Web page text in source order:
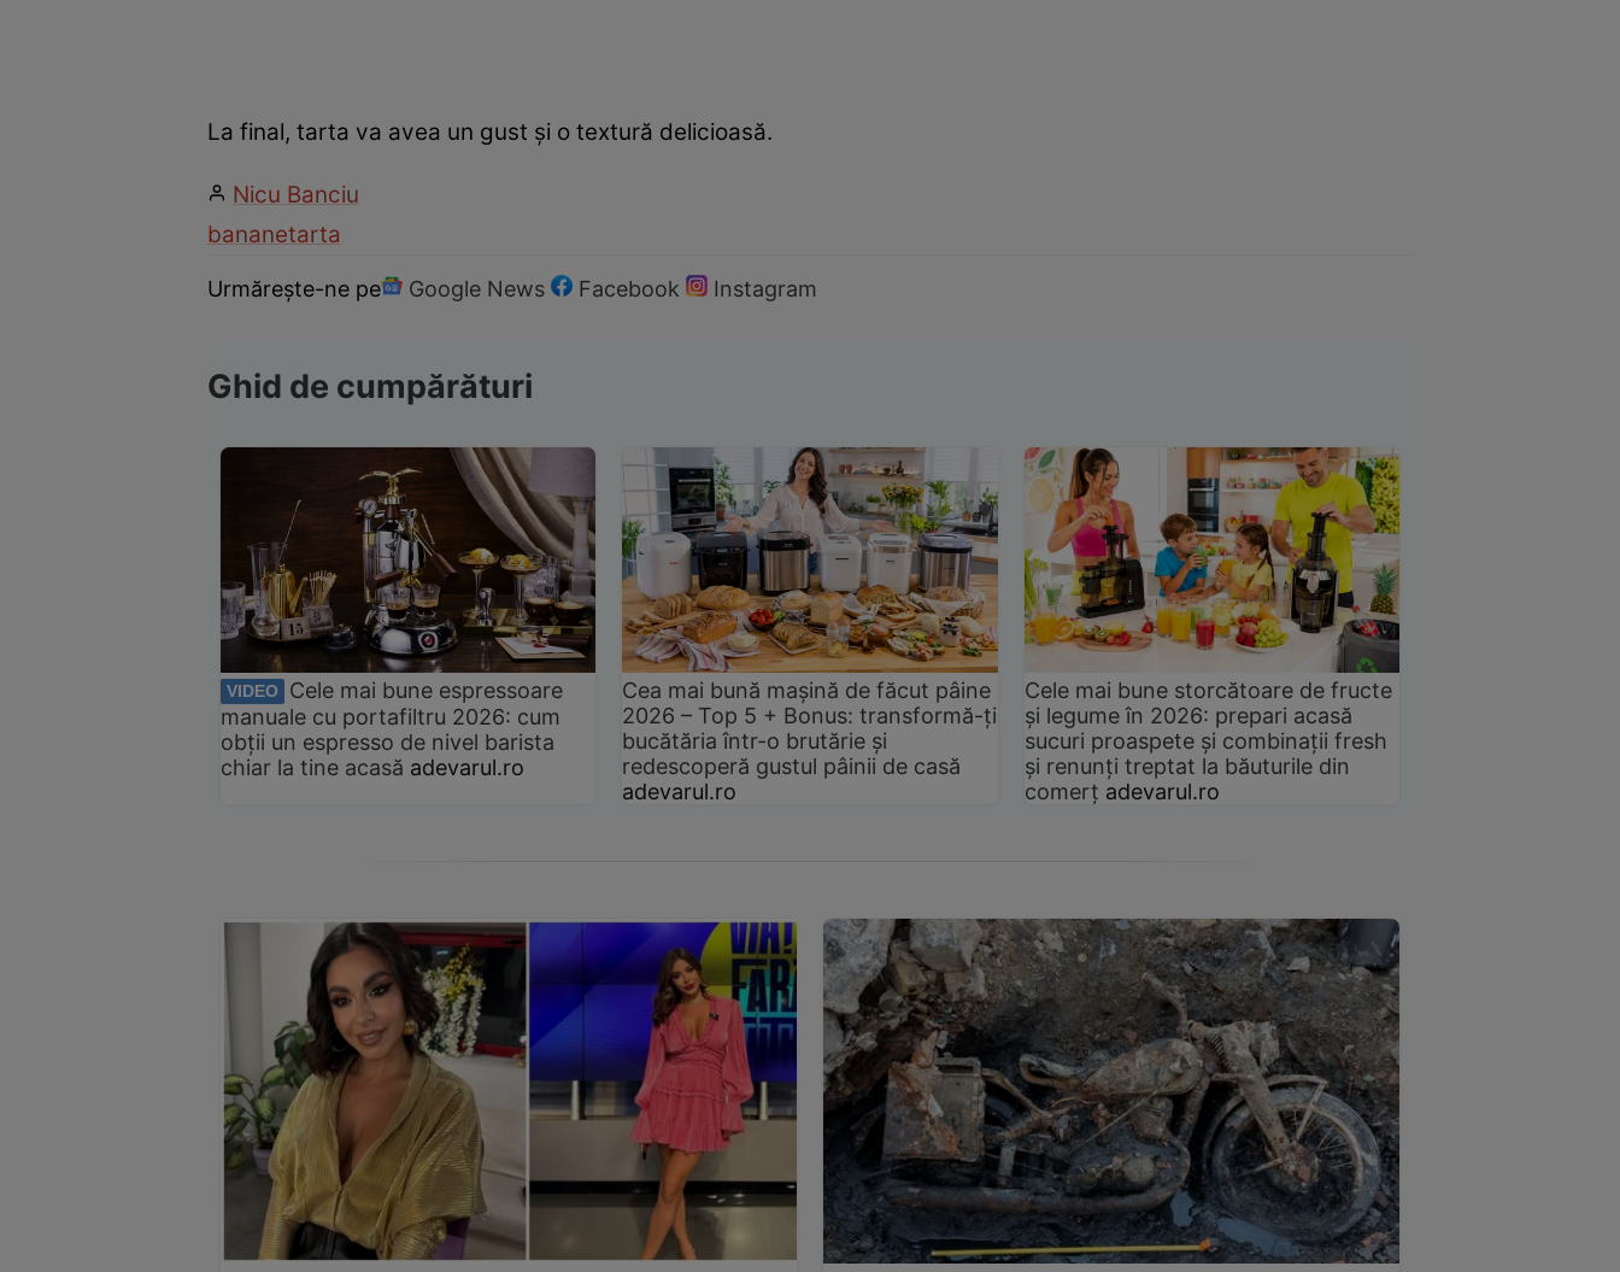
La final, tarta va avea un gust și o textură delicioasă.
Nicu Banciu
bananetarta
Urmărește-ne pe Google News Facebook Instagram
Ghid de cumpărături
VIDEO
Cele mai bune espressoare
manuale cu portafiltru 2026: cum
obții un espresso de nivel barista
chiar la tine acasă adevarul.ro
Cea mai bună mașină de făcut pâine
2026 – Top 5 + Bonus: transformă-ți
bucătăria într-o brutărie și
redescoperă gustul pâinii de casă
adevarul.ro
Cele mai bune storcătoare de fructe
și legume în 2026: prepari acasă
sucuri proaspete și combinații fresh
și renunți treptat la băuturile din
comerț adevarul.ro